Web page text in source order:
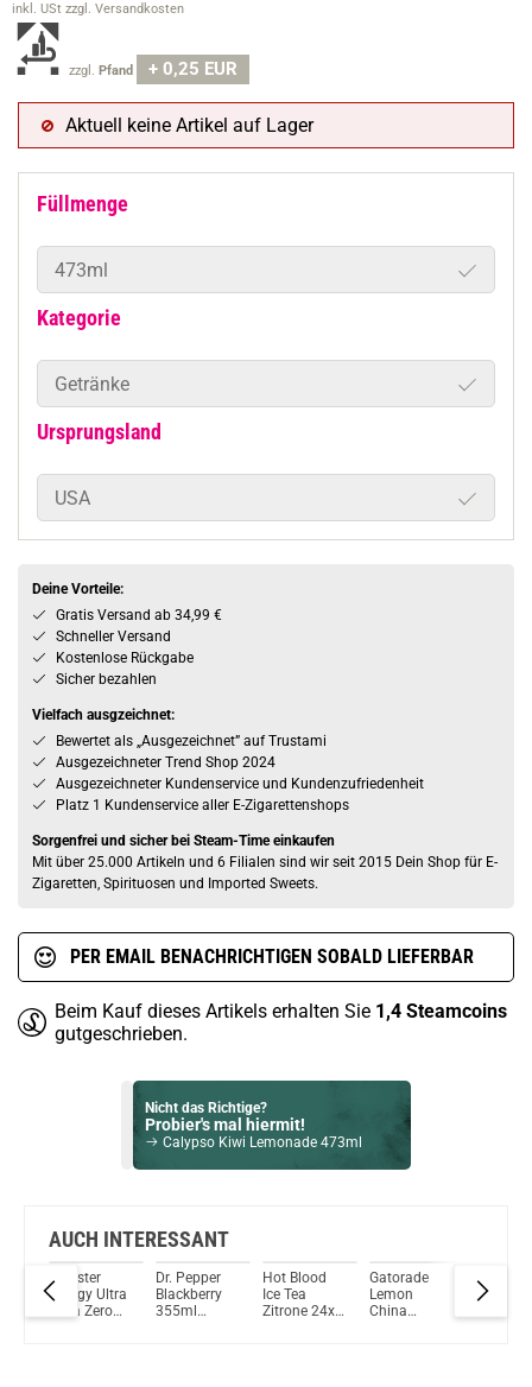
inkl. USt zzgl. Versandkosten
zzgl. Pfand + 0,25 EUR
Aktuell keine Artikel auf Lager
Füllmenge
473ml
Kategorie
Getränke
Ursprungsland
USA
Deine Vorteile:
Gratis Versand ab 34,99 €
Schneller Versand
Kostenlose Rückgabe
Sicher bezahlen
Vielfach ausgzeichnet:
Bewertet als „Ausgezeichnet” auf Trustami
Ausgezeichneter Trend Shop 2024
Ausgezeichneter Kundenservice und Kundenzufriedenheit
Platz 1 Kundenservice aller E-Zigarettenshops
Sorgenfrei und sicher bei Steam-Time einkaufen
Mit über 25.000 Artikeln und 6 Filialen sind wir seit 2015 Dein Shop für E-
Zigaretten, Spirituosen und Imported Sweets.
PER EMAIL BENACHRICHTIGEN SOBALD LIEFERBAR
Beim Kauf dieses Artikels erhalten Sie 1,4 Steamcoins
gutgeschrieben.
Nicht das Richtige?
Probier's mal hiermit!
Calypso Kiwi Lemonade 473ml
Ferrero Kinder Bueno 1x 43g
Du willst Kröten sparen?
Schau mal hier!
Dovpo Ayce Pro Pod System Kit Blau
AUCH INTERESSANT
Monster
Energy Ultra
Rosá Zero
Dr. Pepper
Blackberry
355ml
Hot Blood
Ice Tea
Zitrone 24x
Gatorade
Lemon
China
Red Bull